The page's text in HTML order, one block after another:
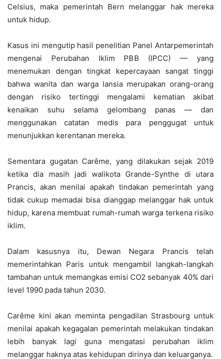
Celsius, maka pemerintah Bern melanggar hak mereka
untuk hidup.
Kasus ini mengutip hasil penelitian Panel Antarpemerintah
mengenai Perubahan Iklim PBB (IPCC) — yang
menemukan dengan tingkat kepercayaan sangat tinggi
bahwa wanita dan warga lansia merupakan orang-orang
dengan risiko tertinggi mengalami kematian akibat
kenaikan suhu selama gelombang panas — dan
menggunakan catatan medis para penggugat untuk
menunjukkan kerentanan mereka.
Sementara gugatan Carême, yang dilakukan sejak 2019
ketika dia masih jadi walikota Grande-Synthe di utara
Prancis, akan menilai apakah tindakan pemerintah yang
tidak cukup memadai bisa dianggap melanggar hak untuk
hidup, karena membuat rumah-rumah warga terkena risiko
iklim.
Dalam kasusnya itu, Dewan Negara Prancis telah
memerintahkan Paris untuk mengambil langkah-langkah
tambahan untuk memangkas emisi CO2 sebanyak 40% dari
level 1990 pada tahun 2030.
Carême kini akan meminta pengadilan Strasbourg untuk
menilai apakah kegagalan pemerintah melakukan tindakan
lebih banyak lagi guna mengatasi perubahan iklim
melanggar haknya atas kehidupan dirinya dan keluarganya.